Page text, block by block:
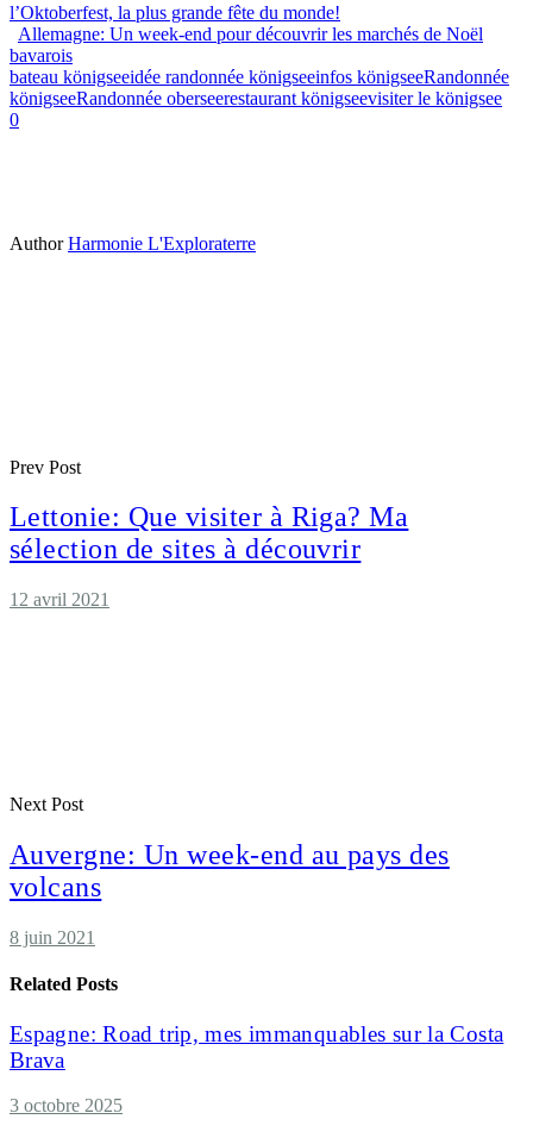
l’Oktoberfest, la plus grande fête du monde!
Allemagne: Un week-end pour découvrir les marchés de Noël
bavarois
bateau königseeidée randonnée königseeinfos königseeRandonnée
königseeRandonnée oberseerestaurant königseevisiter le königsee
0
Author Harmonie L'Exploraterre
Prev Post
Lettonie: Que visiter à Riga? Ma
sélection de sites à découvrir
12 avril 2021
Next Post
Auvergne: Un week-end au pays des
volcans
8 juin 2021
Related Posts
Espagne: Road trip, mes immanquables sur la Costa
Brava
3 octobre 2025